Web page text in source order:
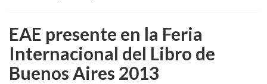
EAE presente en la Feria
Internacional del Libro de
Buenos Aires 2013